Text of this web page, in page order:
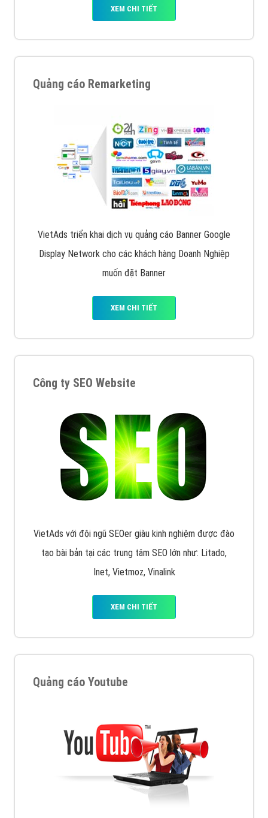
XEM CHI TIẾT
Quảng cáo Remarketing
VietAds triển khai dịch vụ quảng cáo Banner Google
Display Network cho các khách hàng Doanh Nghiệp
muốn đặt Banner
XEM CHI TIẾT
Công ty SEO Website
VietAds với đội ngũ SEOer giàu kinh nghiệm được đào
tạo bài bản tại các trung tâm SEO lớn như: Litado,
Inet, Vietmoz, Vinalink
XEM CHI TIẾT
Quảng cáo Youtube